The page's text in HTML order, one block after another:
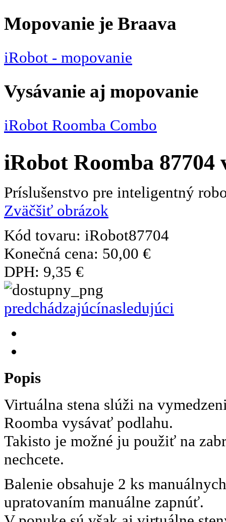
Mopovanie je Braava
iRobot - mopovanie
Vysávanie aj mopovanie
iRobot Roomba Combo
iRobot Roomba
Príslušenstvo pre inteligentný
Zväčšiť obrázok
Kód tovaru: iRobot87704
Konečná cena: 50,00 €
DPH: 9,35 €
predchádzajúcínasledujúci
Popis
Virtuálna stena slúži na
Roomba vysávať podlahu.
Takisto je možné ju použiť na
nechcete.
Balenie obsahuje 2 ks
upratovaním manuálne zapnúť.